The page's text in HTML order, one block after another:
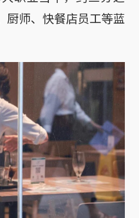
厨师、快餐店员工等蓝